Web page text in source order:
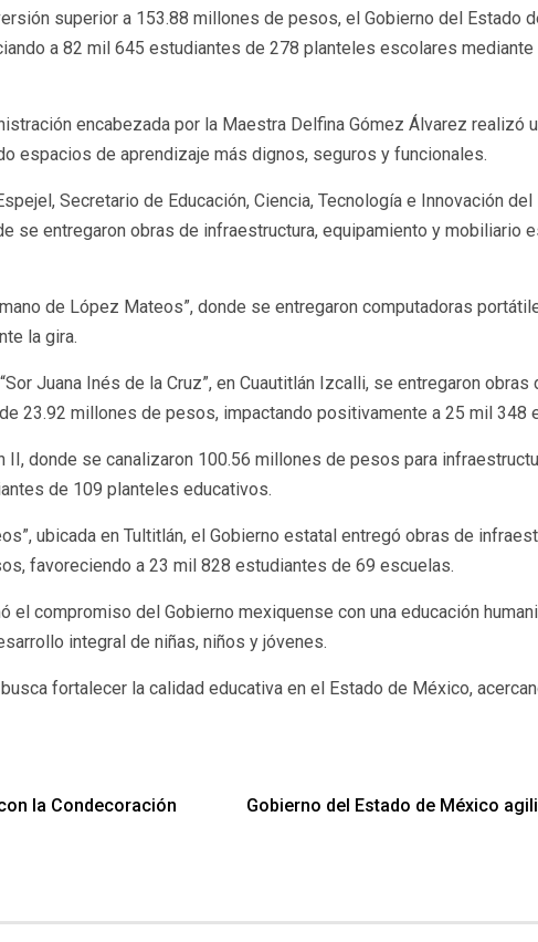
superior a 153.88 millones de pesos, el Gobierno del
a 82 mil 645 estudiantes de 278 planteles escolares
encabezada por la Maestra Delfina Gómez Álvarez realizó
espacios de aprendizaje más dignos, seguros y funcionales.
Secretario de Educación, Ciencia, Tecnología e Innovación
se entregaron obras de infraestructura, equipamiento y mobiliario
de López Mateos”, donde se entregaron computadoras
la gira.
Juana Inés de la Cruz”, en Cuautitlán Izcalli, se entregaron
23.92 millones de pesos, impactando positivamente a 25 mil 348
donde se canalizaron 100.56 millones de pesos para
de 109 planteles educativos.
ubicada en Tultitlán, el Gobierno estatal entregó obras de
favoreciendo a 23 mil 828 estudiantes de 69 escuelas.
el compromiso del Gobierno mexiquense con una educación
integral de niñas, niños y jóvenes.
fortalecer la calidad educativa en el Estado de México,
la Condecoración
Gobierno del Estado de México